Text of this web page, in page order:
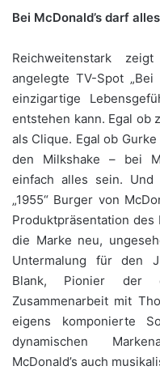
Bei McDonald’s darf
Reichweitenstark
angelegte TV-Spot „Bei
einzigartige
entstehen kann. Egal ob
als Clique. Egal ob
den Milkshake – bei
einfach alles sein.
„1955“ Burger von
Produktpräsentation
die Marke neu,
Untermalung für den
Blank, Pionier der
Zusammenarbeit mit
eigens komponierte
dynamischen
McDonald’s auch